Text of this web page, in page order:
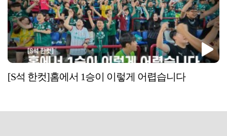
[S석 한컷]홈에서 1승이 이렇게 어렵습니다